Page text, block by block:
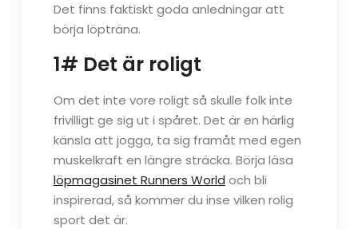
Det finns faktiskt goda anledningar att
börja löpträna.
1# Det är roligt
Om det inte vore roligt så skulle folk inte
frivilligt ge sig ut i spåret. Det är en härlig
känsla att jogga, ta sig framåt med egen
muskelkraft en längre sträcka. Börja läsa
löpmagasinet Runners World och bli
inspirerad, så kommer du inse vilken rolig
sport det är.